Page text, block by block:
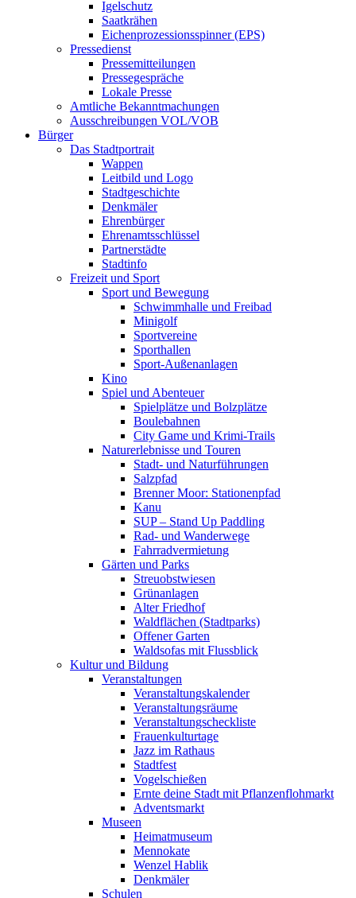
Igelschutz
Saatkrähen
Eichenprozessionsspinner (EPS)
Pressedienst
Pressemitteilungen
Pressegespräche
Lokale Presse
Amtliche Bekanntmachungen
Ausschreibungen VOL/VOB
Bürger
Das Stadtportrait
Wappen
Leitbild und Logo
Stadtgeschichte
Denkmäler
Ehrenbürger
Ehrenamtsschlüssel
Partnerstädte
Stadtinfo
Freizeit und Sport
Sport und Bewegung
Schwimmhalle und Freibad
Minigolf
Sportvereine
Sporthallen
Sport-Außenanlagen
Kino
Spiel und Abenteuer
Spielplätze und Bolzplätze
Boulebahnen
City Game und Krimi-Trails
Naturerlebnisse und Touren
Stadt- und Naturführungen
Salzpfad
Brenner Moor: Stationenpfad
Kanu
SUP – Stand Up Paddling
Rad- und Wanderwege
Fahrradvermietung
Gärten und Parks
Streuobstwiesen
Grünanlagen
Alter Friedhof
Waldflächen (Stadtparks)
Offener Garten
Waldsofas mit Flussblick
Kultur und Bildung
Veranstaltungen
Veranstaltungskalender
Veranstaltungsräume
Veranstaltungscheckliste
Frauenkulturtage
Jazz im Rathaus
Stadtfest
Vogelschießen
Ernte deine Stadt mit Pflanzenflohmarkt
Adventsmarkt
Museen
Heimatmuseum
Mennokate
Wenzel Hablik
Denkmäler
Schulen